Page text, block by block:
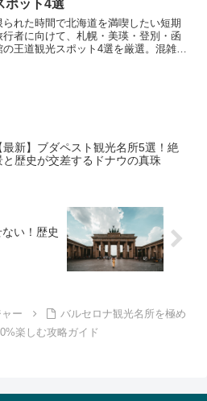
ポット4選
られた時間で北海道を満喫したい短期
行者に向けて、札幌・美瑛・登別・函
の王道観光スポット4選を厳選。混雑回
最新】ブダペスト観光名所5選！絶
と歴史が交差するドナウの真珠
い！歴史
ー
バルセロナ観光名所を極め
楽しむ攻略ガイド